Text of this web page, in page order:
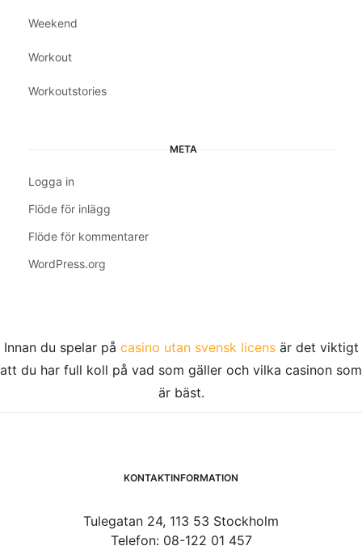
Weekend
Workout
Workoutstories
META
Logga in
Flöde för inlägg
Flöde för kommentarer
WordPress.org
Innan du spelar på casino utan svensk licensär det viktigt
att du har full koll på vad som gäller och vilka casinon som
är bäst.
KONTAKTINFORMATION
Tulegatan 24, 113 53 Stockholm
Telefon: 08-122 01 457